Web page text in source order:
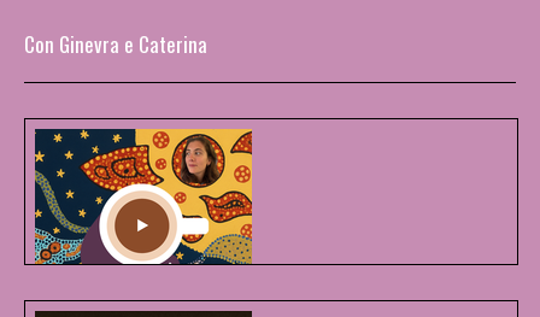
Con Ginevra e Caterina